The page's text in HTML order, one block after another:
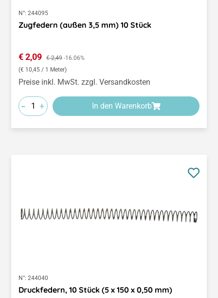
N°: 244095
Zugfedern (außen 3,5 mm) 10 Stück
Verkaufspreis:
€ 2,09 Regulärer Preis:
€ 2,49 -16.06%
(€ 10,45 / 1 Meter)
Preise inkl. MwSt. zzgl. Versandkosten
- + In den Warenkorb
N°: 244040
Druckfedern, 10 Stück (5 x 150 x 0,50 mm)